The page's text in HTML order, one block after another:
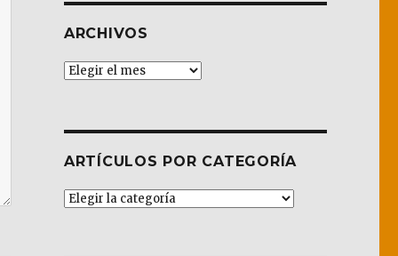
ARCHIVOS
Archivos
ARTÍCULOS POR CATEGORÍA
Artículos